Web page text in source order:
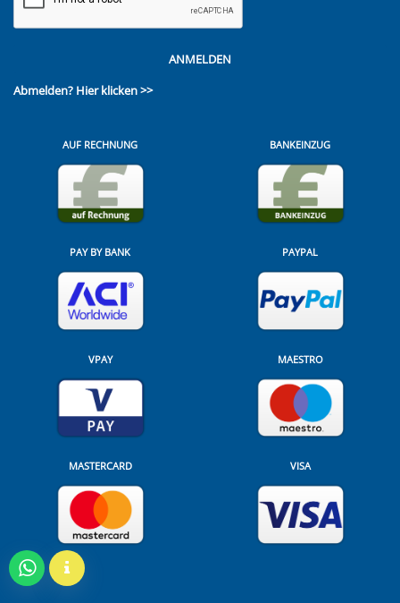
ANMELDEN
Abmelden? Hier klicken >>
AUF RECHNUNG BANKEINZUG
PAY BY BANK PAYPAL
VPAY MAESTRO
MASTERCARD VISA